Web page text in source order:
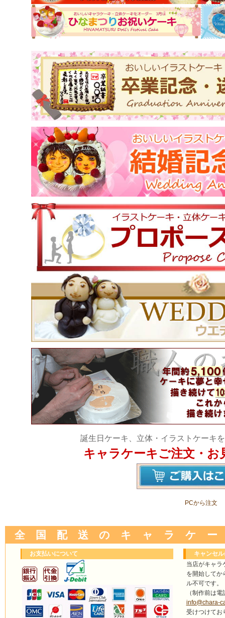
誕生日ケーキ、立体・イラストケーキ
キャラケーキご注文・お
PCから注文
全 国 配 送 の キ ャ ラ ケ
お支払いについて
キャンセル
当店がキャラ
を開始してか
ル不可です。
（制作前は
info@chara-
受けつけてお